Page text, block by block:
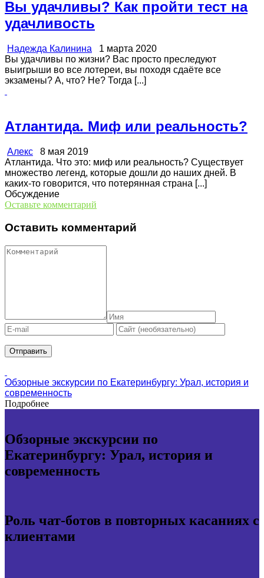
Вы удачливы? Как пройти тест на
удачливость
Надежда Калинина 1 марта 2020
Вы удачливы по жизни? Вас просто преследуют
выигрыши во все лотереи, вы походя сдаёте все
экзамены? А, что? Не? Тогда [...]
Атлантида. Миф или реальность?
Алекс 8 мая 2019
Атлантида. Что это: миф или реальность? Существует
множество легенд, которые дошли до наших дней. В
каких-то говорится, что потерянная страна [...]
Обсуждение
Оставьте комментарий
Оставить комментарий
Обзорные экскурсии по Екатеринбургу: Урал, история и
современность
Подробнее
Обзорные экскурсии по
Екатеринбургу: Урал, история и
современность
Роль чат-ботов в повторных касаниях с
клиентами